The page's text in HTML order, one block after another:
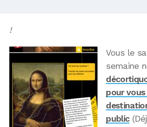
!
Vous le
semaine
pour vous
public